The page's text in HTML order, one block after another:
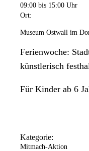
09:00 bis 15:00 Uhr
Ort:
Museum Ostwall im
Ferienwoche:
künstlerisch
Für Kinder ab 6
Kategorie:
Mitmach-Aktion